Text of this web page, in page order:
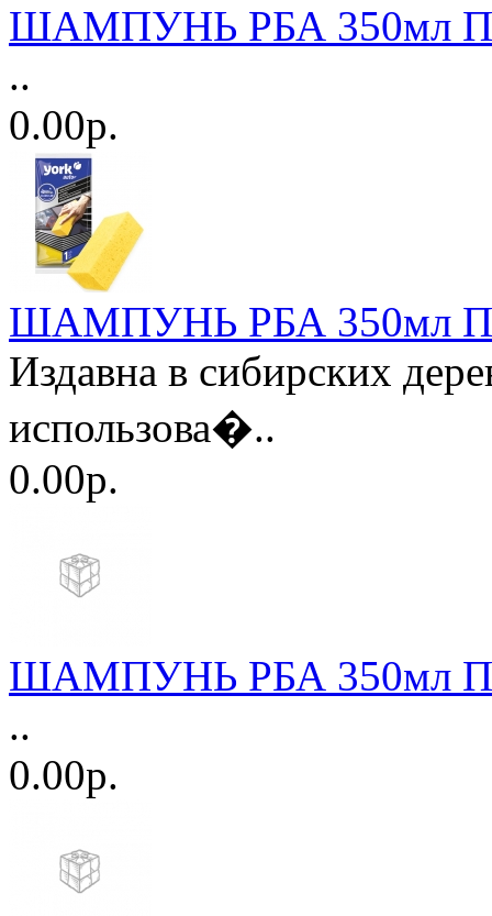
ШАМПУНЬ РБА 350мл
..
0.00р.
ШАМПУНЬ РБА 350мл
Издавна в сибирских
использова�..
0.00р.
ШАМПУНЬ РБА 350мл
..
0.00р.